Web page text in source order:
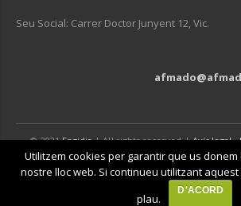
Seu Social: Carrer Doctor Junyent 12, Vic.
© 2021Engidia| All rights reserved |Avís legal-
Política de privacitat
Utilitzem cookies per garantir que us
nostre lloc web. Si continueu utilitzant
plau.
D'ACORD